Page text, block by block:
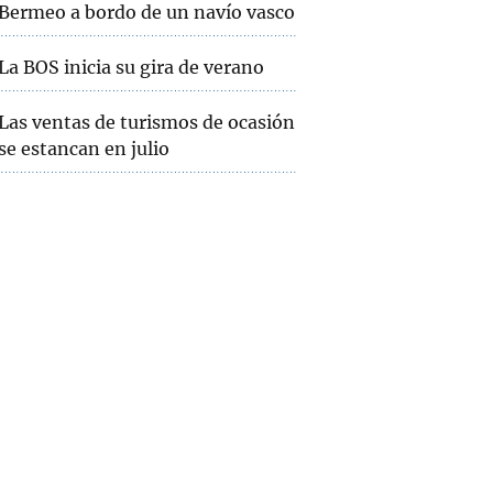
a bordo de un navío vasco
BOS inicia su gira de verano
ventas de turismos de ocasión
estancan en julio